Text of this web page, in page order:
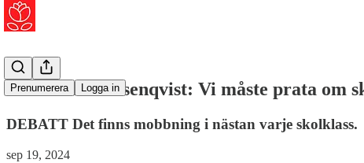
Prenumerera Logga in
Mia Maria Rosenqvist: Vi måste prata om
DEBATT Det finns mobbning i nästan varje skolklass.
sep 19, 2024